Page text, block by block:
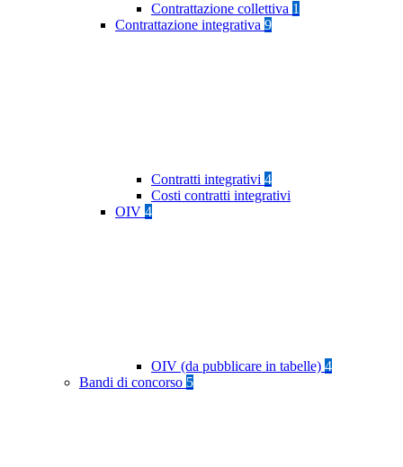
Contrattazione collettiva 1
Contrattazione integrativa 9
Contratti integrativi 4
Costi contratti integrativi
OIV 4
OIV (da pubblicare in tabelle) 4
Bandi di concorso 5